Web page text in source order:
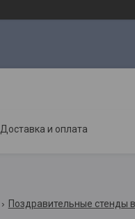
Доставка и оплата
Поздравительные стенды